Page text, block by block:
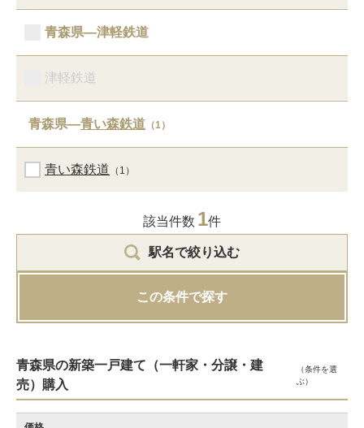
青森県―津軽鉄道
津軽鉄道
青森県―青い森鉄道 （1）
青い森鉄道 （1）
該当件数 1件
駅名で絞り込む
この条件で探す
青森県の新築一戸建て（一軒家・分譲・建
売）購入
（条件を選
ぶ）